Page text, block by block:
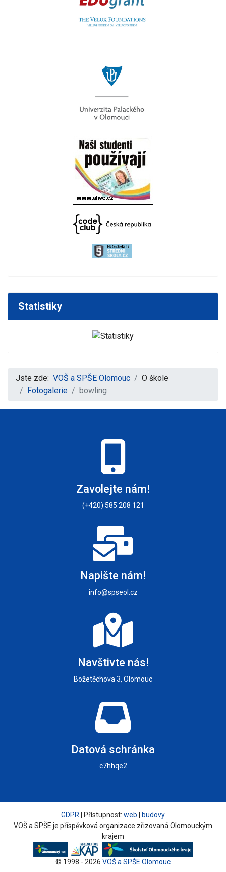
Statistiky
Jste zde: VOŠ a SPŠE Olomouc
O škole
Fotogalerie
bowling
Zavolejte nám!
(+420) 585 208 121
Napište nám!
info@spseol.cz
Navštivte nás!
Božetěchova 3, Olomouc
Datová schránka
c7hhqe2
© 1998 - 2026 VOŠ a SPŠE Olomouc
VOŠ a SPŠE je příspěvková organizace zřizovaná Olomouckým
krajem
GDPR | Přístupnost: web budovy